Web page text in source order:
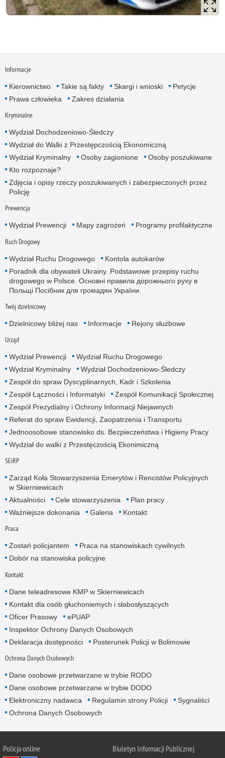
Informacje
Kierownictwo Takie są fakty Skargi i wnioski
Petycje
Prawa człowieka
Zakres działania
Kryminalne
Wydział Dochodzeniowo-Śledczy
Wydział do Walki z Przestępczością Ekonomiczną
Wydział Kryminalny
Osoby zagionione
Osoby poszukiwane
Kto rozpoznaje?
Zdjęcia i opisy rzeczy poszukiwanych i zabezpieczonych przez
Policję
Prewencja
Wydział Prewencji Mapy zagrożeń Programy profilaktyczne
Ruch Drogowy
Wydział Ruchu Drogowego
Kontola autokarów
Poradnik dla obywateli Ukrainy. Podstawowe przepisy ruchu
drogowego w Polsce. Основні правила дорожнього руху в
Польщі Посібник для громадян України.
Twój dzielnicowy
Dzielnicowy bliżej nas Informacje Rejony służbowe
Urząd
Wydział Prewencji
Wydział Ruchu Drogowego
Wydział Kryminalny
Wydział Dochodzeniowo-Śledczy
Zespół do spraw Dyscyplinarnych, Kadr i Szkolenia
Zespół Łączności i Informatyki
Zespół Komunikacji Społecznej
Zespół Prezydialny i Ochrony Informacji Niejawnych
Referat do spraw Ewidencji, Zaopatrzenia i Transportu
Jednoosobowe stanowisko ds. Bezpieczeństwa i Higieny Pracy
Wydział do walki z Przestęczością Ekonimiczną
SEiRP
Zarząd Koła Stowarzyszenia Emerytów i Rencistów Policyjnych
w Skierniewicach
Aktualności
Cele stowarzyszenia
Plan pracy
Ważniejsze dokonania
Galeria Kontakt
Praca
Zostań policjantem
Praca na stanowiskach cywilnych
Dobór na stanowiska policyjne
Kontakt
Dane teleadresowe KMP w Skierniewicach
Kontakt dla osób głuchoniemych i słabosłyszących
Oficer Prasowy
ePUAP
Inspektor Ochrony Danych Osobowych
Deklaracja dostępności
Posterunek Policji w Bolimowie
Ochrona Danych Osobowych
Dane osobowe przetwarzane w trybie RODO
Dane osobowe przetwarzane w trybie DODO
Elektroniczny nadawca
Regulamin strony Policji
Sygnaliści
Ochrona Danych Osobowych
Policja online Biuletyn Informacji Publicznej